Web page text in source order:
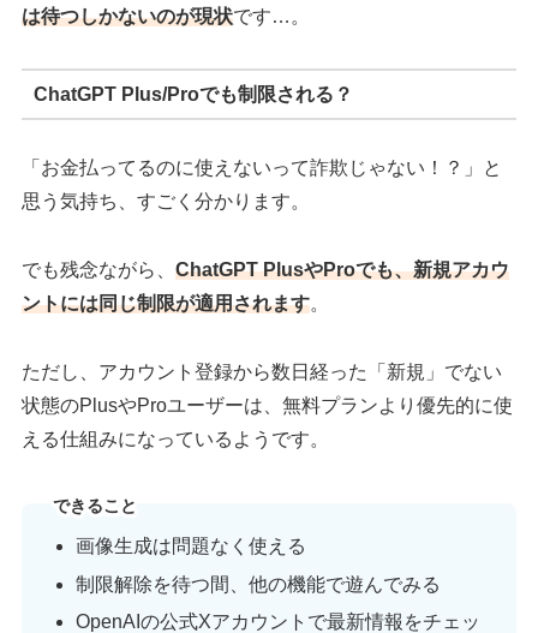
は待つしかないのが現状です…。
ChatGPT Plus/Proでも制限される？
「お金払ってるのに使えないって詐欺じゃない！？」と
思う気持ち、すごく分かります。
でも残念ながら、ChatGPT PlusやProでも、新規アカウ
ントには同じ制限が適用されます。
ただし、アカウント登録から数日経った「新規」でない
状態のPlusやProユーザーは、無料プランより優先的に使
える仕組みになっているようです。
できること
画像生成は問題なく使える
制限解除を待つ間、他の機能で遊んでみる
OpenAIの公式Xアカウントで最新情報をチェッ